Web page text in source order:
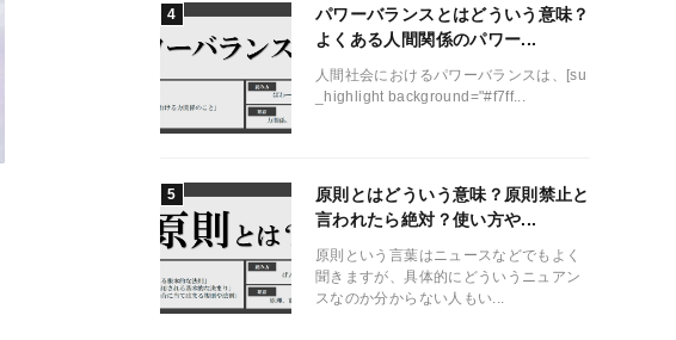
パワーバランスとはどういう意味？
よくある人間関係のパワー...
人間社会におけるパワーバランスは、[su
_highlight background="#f7ff...
原則とはどういう意味？原則禁止と
言われたら絶対？使い方や...
原則という言葉はニュースなどでもよく
聞きますが、具体的にどういうニュアン
スなのか分からない人もい...